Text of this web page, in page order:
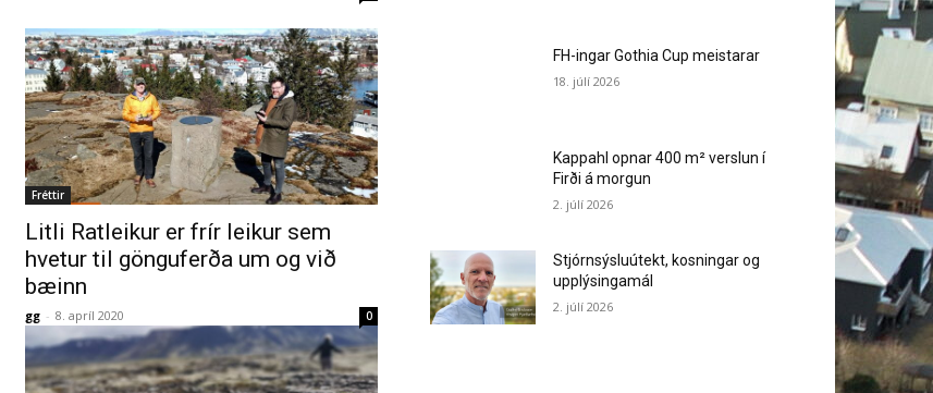
Fréttir
Litli Ratleikur er frír leikur sem
hvetur til gönguferða um og við
bæinn
gg - 8. apríl 2020 0
FH-ingar Gothia Cup meistarar
18. júlí 2026
Kappahl opnar 400 m² verslun í
Firði á morgun
2. júlí 2026
Stjórnsýsluútekt, kosningar og
upplýsingamál
2. júlí 2026